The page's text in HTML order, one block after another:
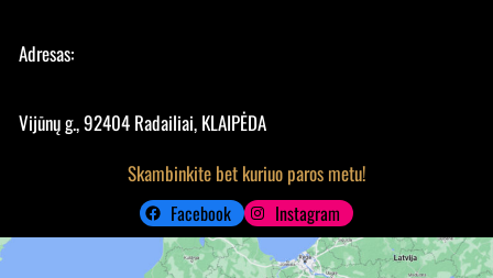
Adresas:
Vijūnų g., 92404 Radailiai, KLAIPĖDA
Skambinkite bet kuriuo paros metu!
Facebook Instagram